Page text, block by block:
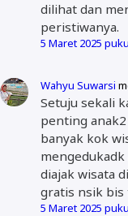
dilihat dan
peristiwanya.
5 Maret 2025
Wahyu Suwarsi
Setuju sekali
penting anak2
banyak kok
diajak wisata
gratis nsik bis
5 Maret 2025